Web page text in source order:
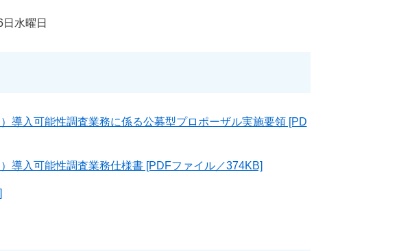
水曜日
導入可能性調査業務に係る公募型プロポーザル実施要領 [PD
導入可能性調査業務仕様書 [PDFファイル／374KB]